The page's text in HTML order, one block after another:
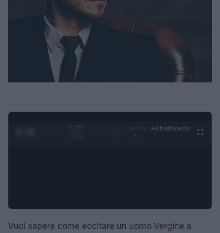
0:29 /
AdhubMedia
Vuoi sapere come eccitare un uomo Vergine a